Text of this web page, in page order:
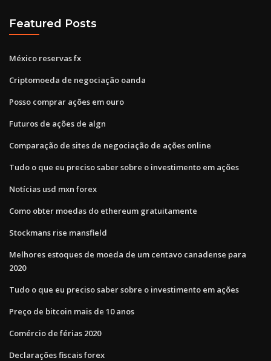
Featured Posts
México reservas fx
Criptomoeda de negociação oanda
Posso comprar ações em ouro
Futuros de ações de algn
Comparação de sites de negociação de ações online
Tudo o que eu preciso saber sobre o investimento em ações
Notícias usd mxn forex
Como obter moedas do ethereum gratuitamente
Stockmans rise mansfield
Melhores estoques de moeda de um centavo canadense para
2020
Tudo o que eu preciso saber sobre o investimento em ações
Preço de bitcoin mais de 10 anos
Comércio de férias 2020
Declarações fiscais forex